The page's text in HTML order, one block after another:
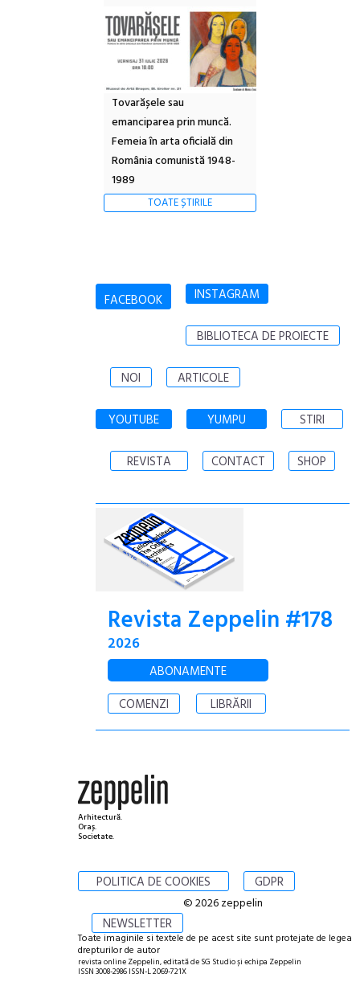
Tovarășele sau
emanciparea prin muncă.
Femeia în arta oficială din
România comunistă 1948-
1989
TOATE ȘTIRILE
FACEBOOK INSTAGRAM
BIBLIOTECA DE PROIECTE
NOI ARTICOLE
YOUTUBE YUMPU STIRI
REVISTA CONTACT SHOP
Revista Zeppelin #178
2026
ABONAMENTE
COMENZI
LIBRĂRII
Arhitectură.
Oraș.
Societate.
POLITICA DE COOKIES GDPR
NEWSLETTER
© 2026 zeppelin
Toate imaginile si textele de pe acest site sunt protejate de legea
drepturilor de autor
revista online Zeppelin, editată de SG Studio și echipa Zeppelin
ISSN 3008-2986 ISSN-L 2069-721X